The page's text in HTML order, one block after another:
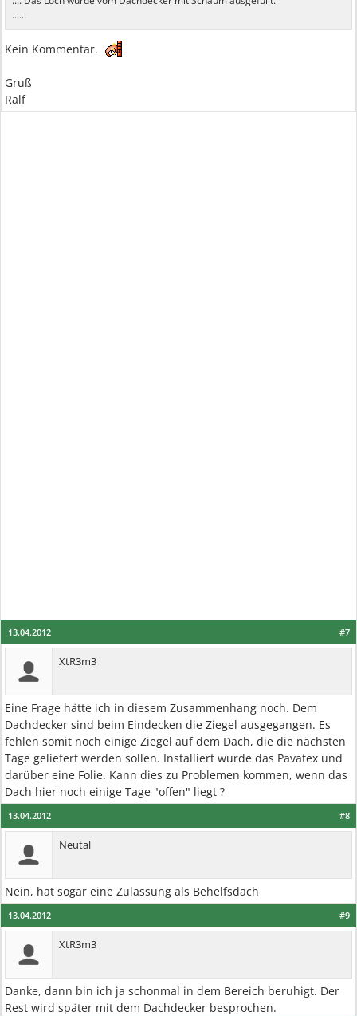
......
Kein Kommentar.
Gruß
Ralf
#7
13.04.2012
XtR3m3
Eine Frage hätte ich in diesem Zusammenhang noch. Dem
Dachdecker sind beim Eindecken die Ziegel ausgegangen. Es
fehlen somit noch einige Ziegel auf dem Dach, die die nächsten
Tage geliefert werden sollen. Installiert wurde das Pavatex und
darüber eine Folie. Kann dies zu Problemen kommen, wenn das
Dach hier noch einige Tage "offen" liegt ?
#8
13.04.2012
Neutal
Nein, hat sogar eine Zulassung als Behelfsdach
#9
13.04.2012
XtR3m3
Danke, dann bin ich ja schonmal in dem Bereich beruhigt. Der
Rest wird später mit dem Dachdecker besprochen.